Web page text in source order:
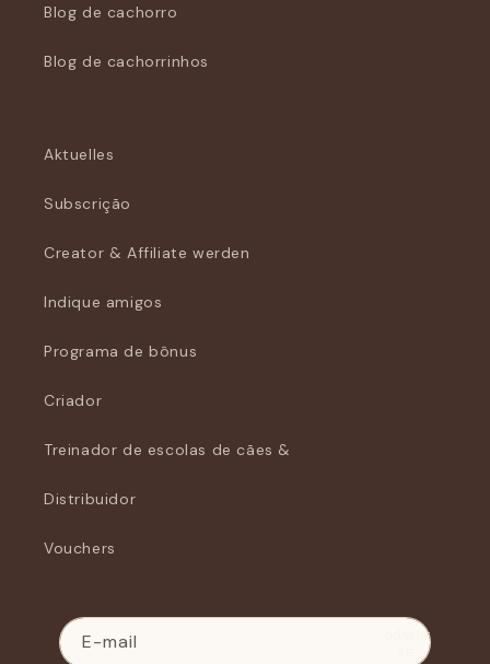
Blog de cachorro
Blog de cachorrinhos
Aktuelles
Subscrição
Creator & Affiliate werden
Indique amigos
Programa de bônus
Criador
Treinador de escolas de cães &
Distribuidor
Vouchers
E-mail
Cadastre-